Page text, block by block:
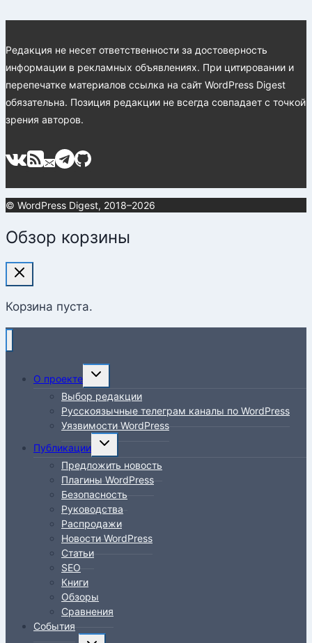
Редакция не несет ответственности за достоверность
информации в рекламных объявлениях. При цитировании и
перепечатке материалов ссылка на сайт WordPress Digest
обязательна. Позиция редакции не всегда совпадает с точкой
зрения авторов.
© WordPress Digest, 2018–2026
Обзор корзины
Корзина пуста.
О проекте
Переключить
дочернее
меню
Выбор редакции
Русскоязычные телеграм каналы по WordPress
Уязвимости WordPress
Публикации
Переключить
дочернее
меню
Предложить новость
Плагины WordPress
Безопасность
Руководства
Распродажи
Новости WordPress
Статьи
SEO
Книги
Обзоры
Сравнения
События